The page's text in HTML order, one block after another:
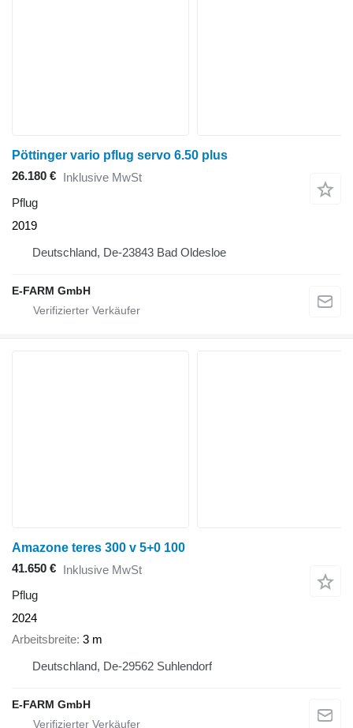
Pöttinger vario pflug servo 6.50 plus
26.180 € Inklusive MwSt
Pflug
2019
Deutschland, De-23843 Bad Oldesloe
E-FARM GmbH
Amazone teres 300 v 5+0 100
41.650 € Inklusive MwSt
Pflug
2024
Arbeitsbreite 3 m
Deutschland, De-29562 Suhlendorf
E-FARM GmbH